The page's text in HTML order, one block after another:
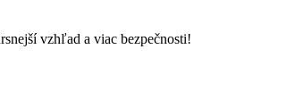
vzhľad a viac bezpečnosti!